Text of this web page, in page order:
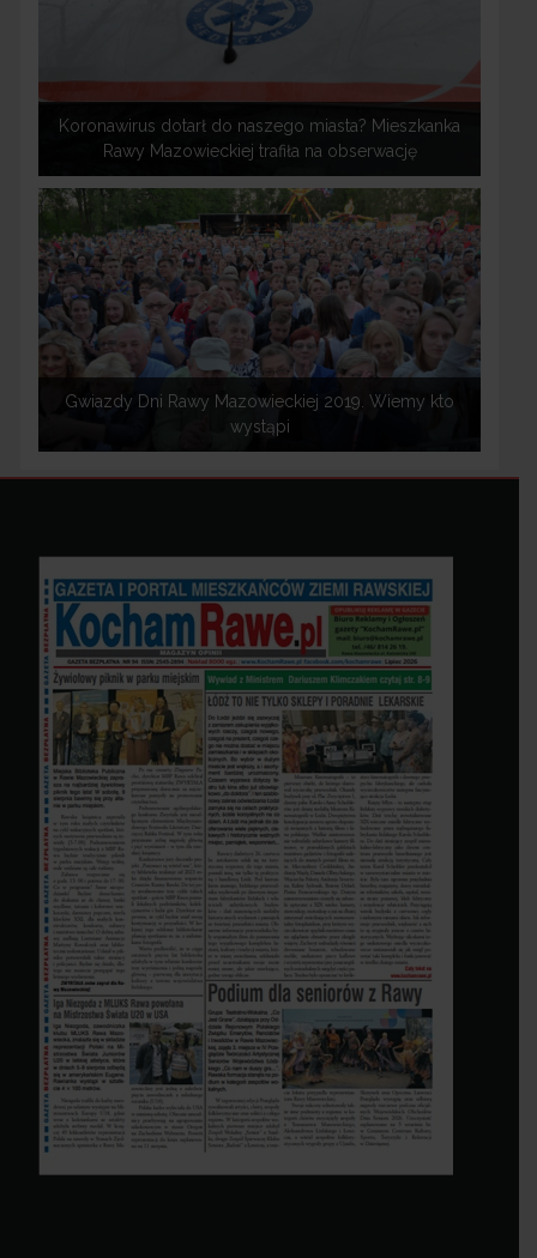
Koronawirus dotarł do naszego miasta? Mieszkanka
Rawy Mazowieckiej trafiła na obserwację
Gwiazdy Dni Rawy Mazowieckiej 2019. Wiemy kto
wystąpi